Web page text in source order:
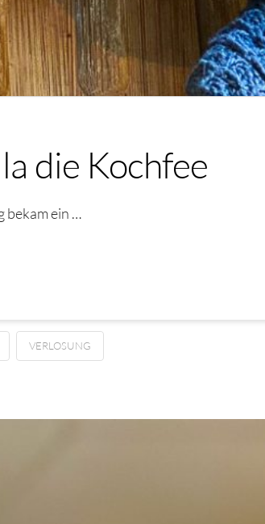
die Kochfee
bekam ein …
VERLOSUNG